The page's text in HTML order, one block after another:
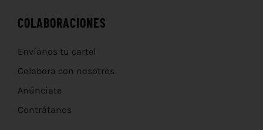
COLABORACIONES
Envíanos tu cartel
Colabora con nosotros
Anúnciate
Contrátanos